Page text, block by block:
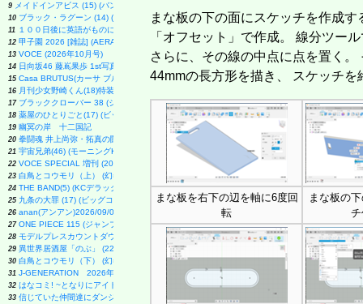
9 メイドインアビス (15) (バンブーコミックス)
10 ブラック・ラグーン (14) (サンデーGXコミックス)
11 １００日後に英語がものになる１日１０分 ネイティブ英語書き写し
12 甲子園 2026 [雑誌] (AERA増刊)
13 VOCE (2026年10月号)
14 日向坂46 藤嶌果歩 1st写真集 果実の歩幅
15 Casa BRUTUS(カーサ ブルータス) 2026年 9月号[もっと学べる！動物園と水族館]
16 月刊少女野崎くん(18)特装版 セレクト小冊子「堀と鹿島編」付き (SEコミックスプレミアム)
17 ブラッククローバー 38 (ジャンプコミックス)
18 薬屋のひとりごと(17) (ビッグガンガンコミックス)
19 幽冥の岸 十二国記
20 拳闘魂 井上尚弥・拓真の闘い (講談社+α新書 907-1A)
21 宇宙兄弟(46) (モーニングKC)
22 VOCE SPECIAL 増刊 (2026年10月号)
23 白鳥とコウモリ（上） (幻冬舎文庫)
24 THE BAND(5) (KCデラックス)
25 九条の大罪 (17) (ビッグコミックス)
26 anan(アンアン)2026/09/02号 No.2509増刊 スペシャルエディション[ちいかわ]
27 ONE PIECE 115 (ジャンプコミックス)
28 モデルプレスカウントダウンマガジン vol.13 (TVガイドMOOK)
29 異世界居酒屋「のぶ」 (22) (角川コミックス・エース)
30 白鳥とコウモリ（下） (幻冬舎文庫)
31 J-GENERATION 2026年9月号【まるごと1冊大特集!!】Snow Man CORE
32 はなコミ! ~となりにアイドル~
33 信じていた仲間達にダンジョン奥地で殺されかけたがギフト『無限ガチャ』でレベル9999の
まな板の下の面にスケッチを作成
「オフセット」で作成。 線分ツー
さらに、その線の中点に点を置く
44mmの長方形を描き、 スケッチを
まな板を右下の辺を軸に6度回
転
まな板の